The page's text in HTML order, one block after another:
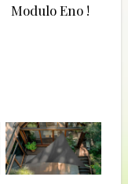
Modulo Eno !